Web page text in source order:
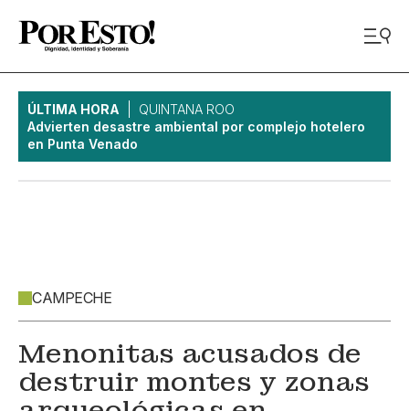
ÚLTIMA HORA
QUINTANA ROO
Advierten desastre ambiental por complejo hotelero
en Punta Venado
CAMPECHE
Menonitas acusados de
destruir montes y zonas